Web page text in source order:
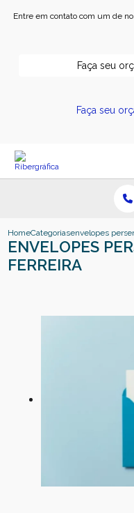
Entre em contato com um de
Faça seu
Faça seu
HomeCategoriasenvelopes
ENVELOPES
FERREIRA